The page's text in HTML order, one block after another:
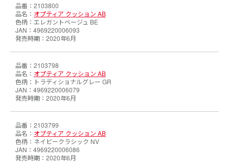
2103800
オプティア クッション AB
エレガントベージュ BE
4969220006093
2020年6月
2103798
オプティア クッション AB
トラディショナルグレー GR
4969220006079
2020年6月
2103799
オプティア クッション AB
ネイビークラシック NV
4969220006086
2020年6月